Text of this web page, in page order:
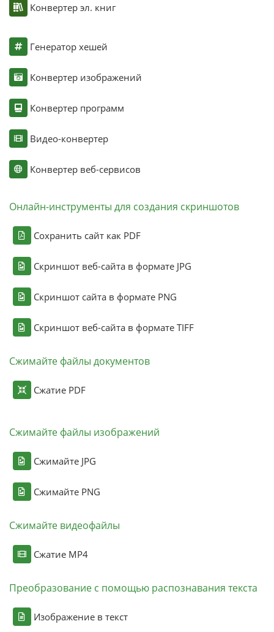
Конвертер эл. книг
Генератор хешей
Конвертер изображений
Конвертер программ
Видео-конвертер
Конвертер веб-сервисов
Онлайн-инструменты для создания скриншотов
Сохранить сайт как PDF
Скриншот веб-сайта в формате JPG
Скриншот сайта в формате PNG
Скриншот веб-сайта в формате TIFF
Сжимайте файлы документов
Сжатие PDF
Сжимайте файлы изображений
Сжимайте JPG
Сжимайте PNG
Сжимайте видеофайлы
Сжатие MP4
Преобразование с помощью распознавания текста
Изображение в текст